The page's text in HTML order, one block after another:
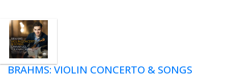
BRAHMS: VIOLIN CONCERTO & SONGS